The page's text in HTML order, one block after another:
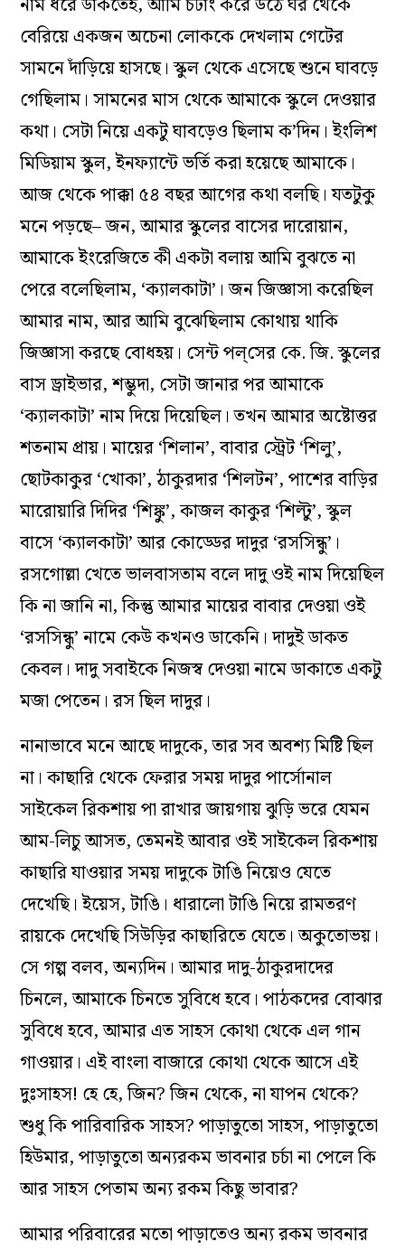
নাম ধরে ডাকতেই, আমি চটাং করে উঠে ঘর থেকে
বেরিয়ে একজন অচেনা লোককে দেখলাম গেটের
সামনে দাঁড়িয়ে হাসছে। স্কুল থেকে এসেছে শুনে ঘাবড়ে
গেছিলাম। সামনের মাস থেকে আমাকে স্কুলে দেওয়ার
কথা। সেটা নিয়ে একটু ঘাবড়েও ছিলাম ক’দিন। ইংলিশ
মিডিয়াম স্কুল, ইনফ‌্যান্টে ভর্তি করা হয়েছে আমাকে।
আজ থেকে পাক্কা ৫৪ বছর আগের কথা বলছি। যতটুকু
মনে পড়ছে– জন, আমার স্কুলের বাসের দারোয়ান,
আমাকে ইংরেজিতে কী একটা বলায় আমি বুঝতে না
পেরে বলেছিলাম, ‘ক‌্যালকাটা’। জন জিজ্ঞাসা করেছিল
আমার নাম, আর আমি বুঝেছিলাম কোথায় থাকি
জিজ্ঞাসা করছে বোধহয়। সেন্ট পল্‌সের কে. জি. স্কুলের
বাস ড্রাইভার, শম্ভুদা, সেটা জানার পর আমাকে
‘ক‌্যালকাটা’ নাম দিয়ে দিয়েছিল। তখন আমার অষ্টোত্তর
শতনাম প্রায়। মায়ের ‘শিলান’, বাবার স্ট্রেট ‘শিলু’,
ছোটকাকুর ‘খোকা’, ঠাকুরদার ‘শিলটন’, পাশের বাড়ির
মারোয়ারি দিদির ‘শিঙ্কু’, কাজল কাকুর ‘শিল্টু’, স্কুল
বাসে ‘ক্যালকাটা’ আর কোড্ডের দাদুর ‘রসসিন্ধু’।
রসগোল্লা খেতে ভালবাসতাম বলে দাদু ওই নাম দিয়েছিল
কি না জানি না, কিন্তু আমার মায়ের বাবার দেওয়া ওই
‘রসসিন্ধু’ নামে কেউ কখনও ডাকেনি। দাদুই ডাকত
কেবল। দাদু সবাইকে নিজস্ব দেওয়া নামে ডাকাতে একটু
মজা পেতেন। রস ছিল দাদুর।
নানাভাবে মনে আছে দাদুকে, তার সব অবশ্য মিষ্টি ছিল
না। কাছারি থেকে ফেরার সময় দাদুর পার্সোনাল
সাইকেল রিকশায় পা রাখার জায়গায় ঝুড়ি ভরে যেমন
আম-লিচু আসত, তেমনই আবার ওই সাইকেল রিকশায়
কাছারি যাওয়ার সময় দাদুকে টাঙি নিয়েও যেতে
দেখেছি। ইয়েস, টাঙি। ধারালো টাঙি নিয়ে রামতরণ
রায়কে দেখেছি সিউড়ির কাছারিতে যেতে। অকুতোভয়।
সে গল্প বলব, অন‌্যদিন। আমার দাদু-ঠাকুরদাদের
চিনলে, আমাকে চিনতে সুবিধে হবে। পাঠকদের বোঝার
সুবিধে হবে, আমার এত সাহস কোথা থেকে এল গান
গাওয়ার। এই বাংলা বাজারে কোথা থেকে আসে এই
দুঃসাহস! হে হে, জিন? জিন থেকে, না যাপন থেকে?
শুধু কি পারিবারিক সাহস? পাড়াতুতো সাহস, পাড়াতুতো
হিউমার, পাড়াতুতো অন‌্যরকম ভাবনার চর্চা না পেলে কি
আর সাহস পেতাম অন‌্য রকম কিছু ভাবার?
আমার পরিবারের মতো পাড়াতেও অন্য রকম ভাবনার